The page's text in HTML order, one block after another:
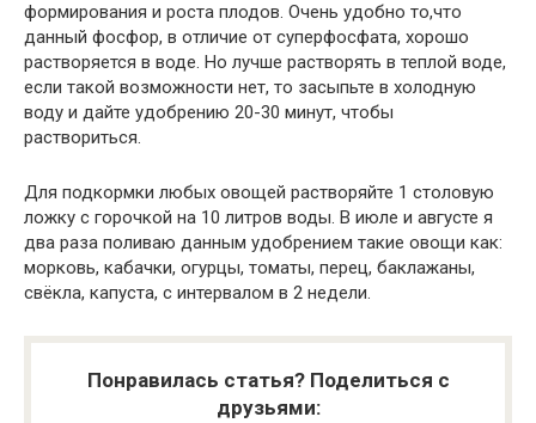
формирования и роста плодов. Очень удобно то,что
данный фосфор, в отличие от суперфосфата, хорошо
растворяется в воде. Но лучше растворять в теплой воде,
если такой возможности нет, то засыпьте в холодную
воду и дайте удобрению 20-30 минут, чтобы
раствориться.
Для подкормки любых овощей растворяйте 1 столовую
ложку с горочкой на 10 литров воды. В июле и августе я
два раза поливаю данным удобрением такие овощи как:
морковь, кабачки, огурцы, томаты, перец, баклажаны,
свёкла, капуста, с интервалом в 2 недели.
Понравилась статья? Поделиться с
друзьями: